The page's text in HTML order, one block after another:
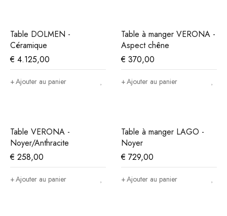
Table DOLMEN -
Céramique
€ 4.125,00
Ajouter au panier
Table à manger VERONA -
Aspect chêne
€ 370,00
Ajouter au panier
Table VERONA -
Noyer/Anthracite
€ 258,00
Ajouter au panier
Table à manger LAGO -
Noyer
€ 729,00
Ajouter au panier